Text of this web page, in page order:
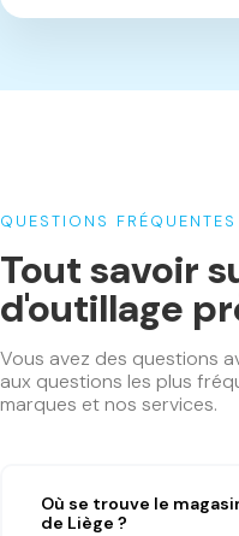
QUESTIONS FRÉQUENTES
Tout savoir
d'outillage
Vous avez des questions
aux questions les plus
marques et nos services.
Où se trouve le
de Liège ?